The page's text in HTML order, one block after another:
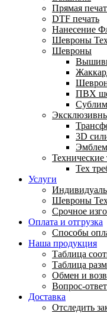
Прямая
DTF печать
Нанесение
Шевроны
Шевроны
ПВХ
3D
Технические
Тех
Услуги
Шевроны
Срочное
Оплата и отгрузка
Способы
Наша продукция
Таблица
Таблица
Обмен и
Вопрос-ответ
Доставка
Отследить